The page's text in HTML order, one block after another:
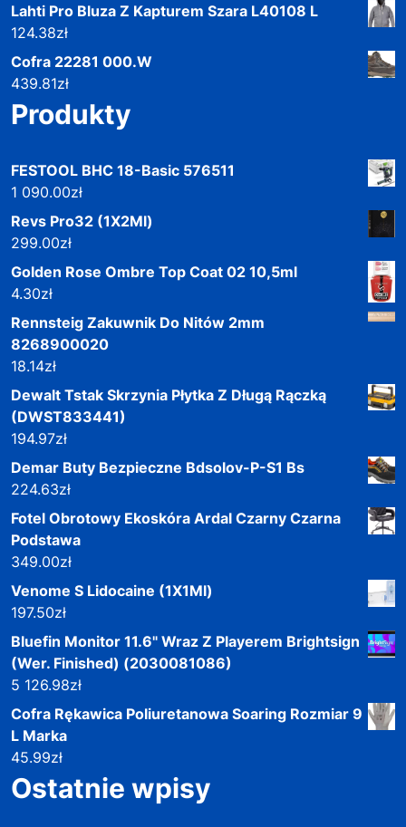
Lahti Pro Bluza Z Kapturem Szara L40108 L
124.38zł
Cofra 22281 000.W
439.81zł
Produkty
FESTOOL BHC 18-Basic 576511
1 090.00zł
Revs Pro32 (1X2Ml)
299.00zł
Golden Rose Ombre Top Coat 02 10,5ml
4.30zł
Rennsteig Zakuwnik Do Nitów 2mm
8268900020
18.14zł
Dewalt Tstak Skrzynia Płytka Z Długą Rączką
(DWST833441)
194.97zł
Demar Buty Bezpieczne Bdsolov-P-S1 Bs
224.63zł
Fotel Obrotowy Ekoskóra Ardal Czarny Czarna
Podstawa
349.00zł
Venome S Lidocaine (1X1Ml)
197.50zł
Bluefin Monitor 11.6" Wraz Z Playerem Brightsign
(Wer. Finished) (2030081086)
5 126.98zł
Cofra Rękawica Poliuretanowa Soaring Rozmiar 9
L Marka
45.99zł
Ostatnie wpisy